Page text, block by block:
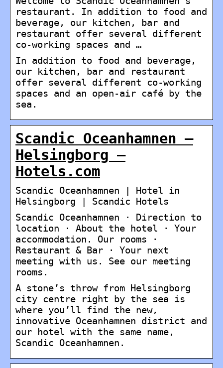
restaurant. In addition to food and
beverage, our kitchen, bar and
restaurant offer several different
co-working spaces and …
In addition to food and beverage,
our kitchen, bar and restaurant
offer several different co-working
spaces and an open-air café by the
sea.
Scandic Oceanhamnen –
Helsingborg –
Hotels.com
Scandic Oceanhamnen | Hotel in
Helsingborg | Scandic Hotels
Scandic Oceanhamnen · Direction to
location · About the hotel · Your
accommodation. Our rooms ·
Restaurant & Bar · Your next
meeting with us. See our meeting
rooms.
A stone’s throw from Helsingborg
city centre right by the sea is
where you’ll find the new,
innovative Oceanhamnen district and
our hotel with the same name,
Scandic Oceanhamnen.